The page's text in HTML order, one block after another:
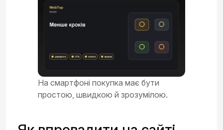
На смартфоні покупка має бути
простою, швидкою й зрозумілою.